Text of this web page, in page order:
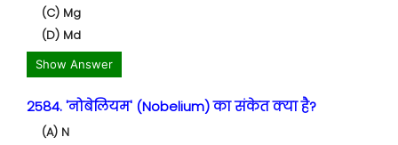
(C) Mg
(D) Md
Show Answer
2584. 'नोबेलियम' (Nobelium) का संकेत क्या है?
(A) N